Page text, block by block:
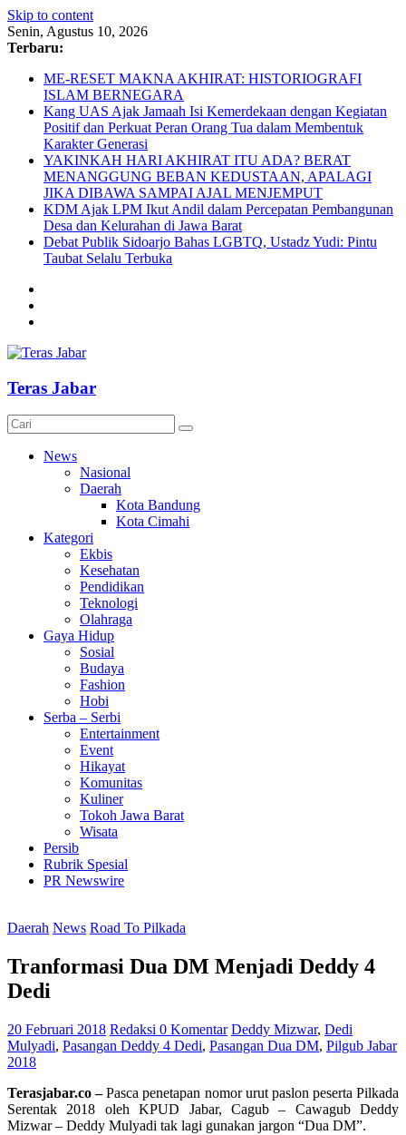
Skip to content
Senin, Agustus 10, 2026
Terbaru:
ME-RESET MAKNA AKHIRAT: HISTORIOGRAFI
ISLAM BERNEGARA
Kang UAS Ajak Jamaah Isi Kemerdekaan dengan Kegiatan
Positif dan Perkuat Peran Orang Tua dalam Membentuk
Karakter Generasi
YAKINKAH HARI AKHIRAT ITU ADA? BERAT
MENANGGUNG BEBAN KEDUSTAAN, APALAGI
JIKA DIBAWA SAMPAI AJAL MENJEMPUT
KDM Ajak LPM Ikut Andil dalam Percepatan Pembangunan
Desa dan Kelurahan di Jawa Barat
Debat Publik Sidoarjo Bahas LGBTQ, Ustadz Yudi: Pintu
Taubat Selalu Terbuka
Teras Jabar
News
Nasional
Daerah
Kota Bandung
Kota Cimahi
Kategori
Ekbis
Kesehatan
Pendidikan
Teknologi
Olahraga
Gaya Hidup
Sosial
Budaya
Fashion
Hobi
Serba – Serbi
Entertainment
Event
Hikayat
Komunitas
Kuliner
Tokoh Jawa Barat
Wisata
Persib
Rubrik Spesial
PR Newswire
Daerah News Road To Pilkada
Tranformasi Dua DM Menjadi Deddy 4
Dedi
20 Februari 2018 Redaksi 0 Komentar Deddy Mizwar, Dedi
Mulyadi, Pasangan Deddy 4 Dedi, Pasangan Dua DM, Pilgub Jabar
2018
Terasjabar.co –Pasca penetapan nomor urut paslon peserta Pilkada
Serentak 2018 oleh KPUD Jabar, Cagub – Cawagub Deddy
Mizwar – Deddy Mulyadi tak lagi gunakan jargon “Dua DM”.